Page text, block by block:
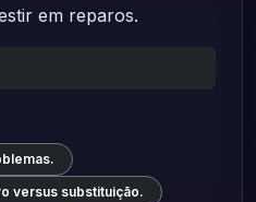
em reparos.
versus substituição.